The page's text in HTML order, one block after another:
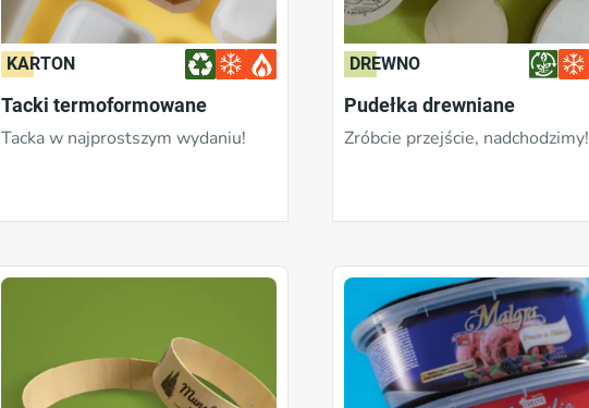
KARTON
Tacki termoformowane
Tacka w najprostszym wydaniu!
DREWNO
Pudełka drewniane
Zróbcie przejście, nadchodzimy!